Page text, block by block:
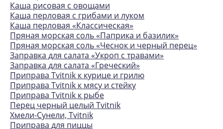
Каша рисовая с овощами
Каша перловая с грибами и луком
Каша перловая «Классическая»
Пряная морская соль «Паприка и базилик»
Пряная морская соль «Чеснок и черный перец»
Заправка для салата «Укроп с травами»
Заправка для салата «Греческий»
Приправа Tvitnik к курице и грилю
Приправа Tvitnik к мясу и стейку
Приправа Tvitnik к рыбе
Перец черный целый Tvitnik
Хмели-Сунели, Tvitnik
Приправа для пиццы